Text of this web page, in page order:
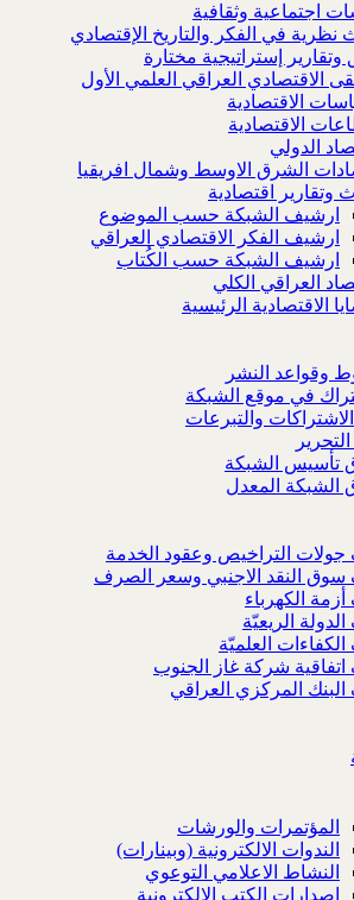
اجتماعية وثقافية
نظرية في الفكر والتاريخ الإقتصادي
وتقارير إستراتيجية مختارة
الاقتصادي العراقي العلمي الأول
الاقتصادية
الاقتصادية
الدولي
الشرق الاوسط وشمال افريقيا
وتقارير اقتصادية
ارشيف الشبكة حسب الموضوع
ارشيف الفكر الاقتصادي العراقي
ارشيف الشبكة حسب الكُتاب
العراقي الكلي
الاقتصادية الرئيسية
وقواعد النشر
في موقع الشبكة
والتبرعات
تأسيس الشبكة
الشبكة المعدل
التراخيص وعقود الخدمة
النقد الاجنبي وسعر الصرف
الكهرباء
الريعيّة
العلميّة
شركة غاز الجنوب
المركزي العراقي
المؤتمرات والورشات
الندوات الالكترونية (وبينارات)
النشاط الاعلامي التوعوي
اصدارات الكتب الالكترونية